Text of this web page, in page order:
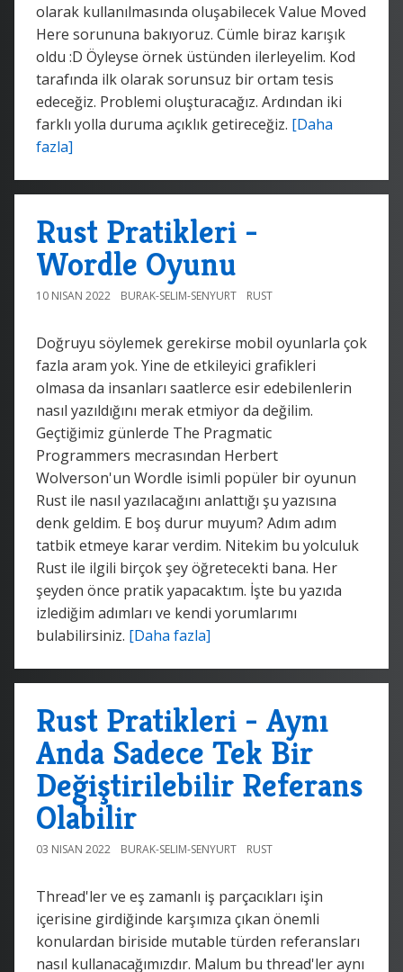
olarak kullanılmasında oluşabilecek Value Moved
Here sorununa bakıyoruz. Cümle biraz karışık
oldu :D Öyleyse örnek üstünden ilerleyelim. Kod
tarafında ilk olarak sorunsuz bir ortam tesis
edeceğiz. Problemi oluşturacağız. Ardından iki
farklı yolla duruma açıklık getireceğiz. [Daha
fazla]
Rust Pratikleri -
Wordle Oyunu
10 NISAN 2022 BURAK-SELIM-SENYURT RUST
Doğruyu söylemek gerekirse mobil oyunlarla çok
fazla aram yok. Yine de etkileyici grafikleri
olmasa da insanları saatlerce esir edebilenlerin
nasıl yazıldığını merak etmiyor da değilim.
Geçtiğimiz günlerde The Pragmatic
Programmers mecrasından Herbert
Wolverson'un Wordle isimli popüler bir oyunun
Rust ile nasıl yazılacağını anlattığı şu yazısına
denk geldim. E boş durur muyum? Adım adım
tatbik etmeye karar verdim. Nitekim bu yolculuk
Rust ile ilgili birçok şey öğretecekti bana. Her
şeyden önce pratik yapacaktım. İşte bu yazıda
izlediğim adımları ve kendi yorumlarımı
bulabilirsiniz. [Daha fazla]
Rust Pratikleri - Aynı
Anda Sadece Tek Bir
Değiştirilebilir Referans
Olabilir
03 NISAN 2022 BURAK-SELIM-SENYURT RUST
Thread'ler ve eş zamanlı iş parçacıkları işin
içerisine girdiğinde karşımıza çıkan önemli
konulardan biriside mutable türden referansları
nasıl kullanacağımızdır. Malum bu thread'ler aynı